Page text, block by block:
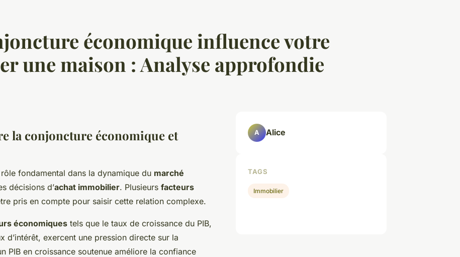
économique influence votre
une maison : Analyse approfondie
la conjoncture économique et
fondamental dans la dynamique du marché
décisions d’achat immobilier. Plusieurs facteurs
pris en compte pour saisir cette relation complexe.
économiques tels que le taux de croissance du PIB,
d’intérêt, exercent une pression directe sur la
PIB en croissance soutenue améliore la confiance
A Alice
TAGS
Immobilier